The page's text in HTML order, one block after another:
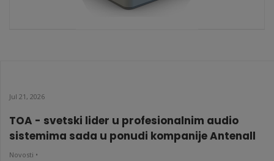
Jul 21, 2026
TOA - svetski lider u profesionalnim audio
sistemima sada u ponudi kompanije Antenall
Novosti •